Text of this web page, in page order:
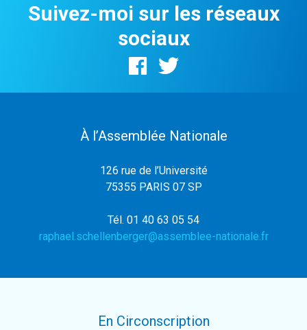
Suivez-moi sur les réseaux
sociaux
À l’Assemblée Nationale
126 rue de l’Université
75355 PARIS 07 SP
Tél. 01 40 63 05 54
raphael.schellenberger@assemblee-nationale.fr
En Circonscription